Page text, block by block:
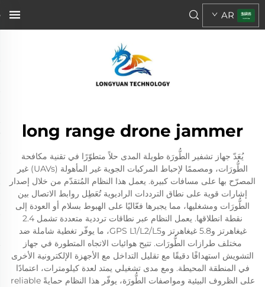
AR
long range drone jammer
يُعَدّ جهاز تشفير الطُّورَة طويلة المدى حلاً متطوّرًا في تقنية مكافحة
الطُّورَات، ومصممًا لإحباط المركبات الجوية غير المأهولة (UAVs) غير
المصرّح بها على مسافات كبيرة. يعمل هذا النظام المُتقدّم من خلال إصدار
إشارات قوية على نطاق الترددات الراديوية تُعَطِل روابط الاتصال بين
الطُّورَات ومشغليها، مما يجبرها فعّاليًا على الهبوط بسلام أو العودة إلى
نقطة انطلاقها. يعمل النظام عبر نطاقات ترددية متعددة تشمل 2.4
غيغاهرتز و5.8 غيغاهرتز وGPS L1/L2/L5، ما يوفّر تغطية شاملة ضد
مختلف طرازات الطُّورَات. تتيح هوائيات الاتجاه المتطورة في جهاز
التشويش استهدافًا دقيقًا مع تقليل التداخل مع الأجهزة الإلكترونية الأخرى
في المنطقة المحيطة. ومع مدى تشغيلي يمتد لعدة كيلومترات، اعتمادًا
على الظروف البيئية ومواصفات الطُّورَة، يوفّر هذا النظام حمايةً reliable